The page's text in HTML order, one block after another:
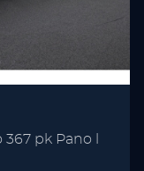
pk Pano l